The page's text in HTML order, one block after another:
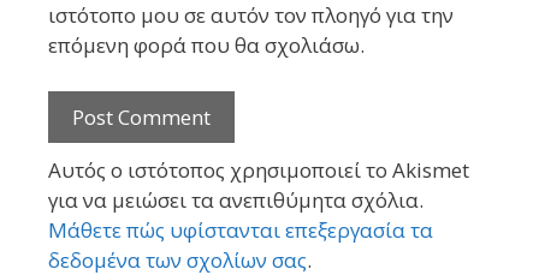
ιστότοπο μου σε αυτόν τον πλοηγό για την
επόμενη φορά που θα σχολιάσω.
Αυτός ο ιστότοπος χρησιμοποιεί το Akismet
για να μειώσει τα ανεπιθύμητα σχόλια.
Μάθετε πώς υφίστανται επεξεργασία τα
δεδομένα των σχολίων σας.